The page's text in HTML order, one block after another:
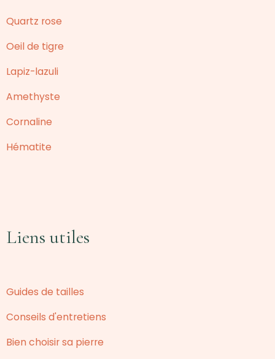
Quartz rose
Oeil de tigre
Lapiz-lazuli
Amethyste
Cornaline
Hématite
Liens utiles
Guides de tailles
Conseils d'entretiens
Bien choisir sa pierre